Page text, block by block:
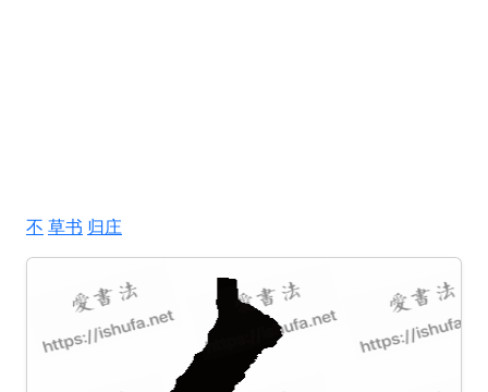
不 草书 归庄